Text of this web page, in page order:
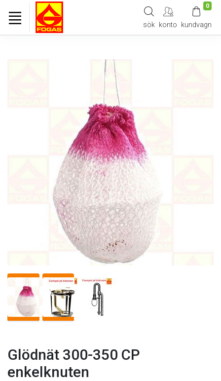
sök konto
0
kundvagn
Glödnät 300-350 CP
enkelknuten